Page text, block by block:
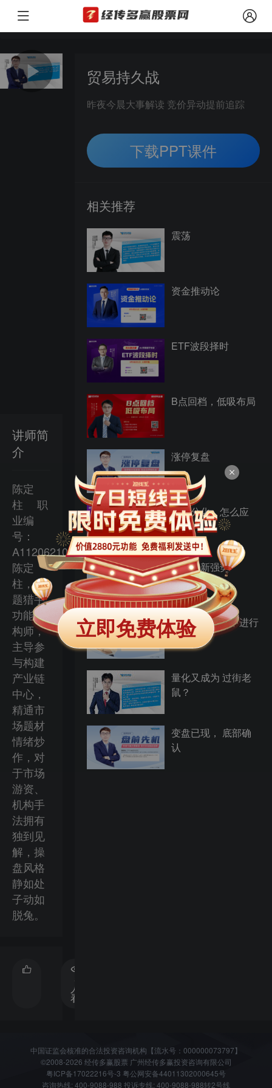
本文观点由经传多赢投资顾问 陈定柱（投顾执业编号：A1120621060007；
讲师简
介
陈定
柱
职
业编
号：
A1120621060007，
陈定
柱，主
题猎手
功能架
构师，
主导参
与构建
产业链
中心，
精通市
场题材
情绪炒
作，对
于市场
游资、
机构手
法拥有
独到见
解，操
盘风格
静如处
子动如
脱兔。
520
人观
看过
贸易持久战
昨夜今晨大事解读 竞价异动提前追踪
下载PPT课件
相关推荐
震荡
资金推动论
ETF波段择时
B点回档，低吸布局
涨停复盘
震荡分化，怎么应
对？
科技重新强势
反弹总在犹豫中进行
量化又成为 过街老
鼠？
变盘已现， 底部确
认
中国证监会核准的合法投资咨询机构【流水号：000000073797】
©2008-2026 经传多赢股票 广州经传多赢投资咨询有限公司
粤ICP备17022216号-3 粤公网安备44011302000645号
咨询热线: 400-9088-988 投诉专线: 400-9088-988转2号线
立即免费体验